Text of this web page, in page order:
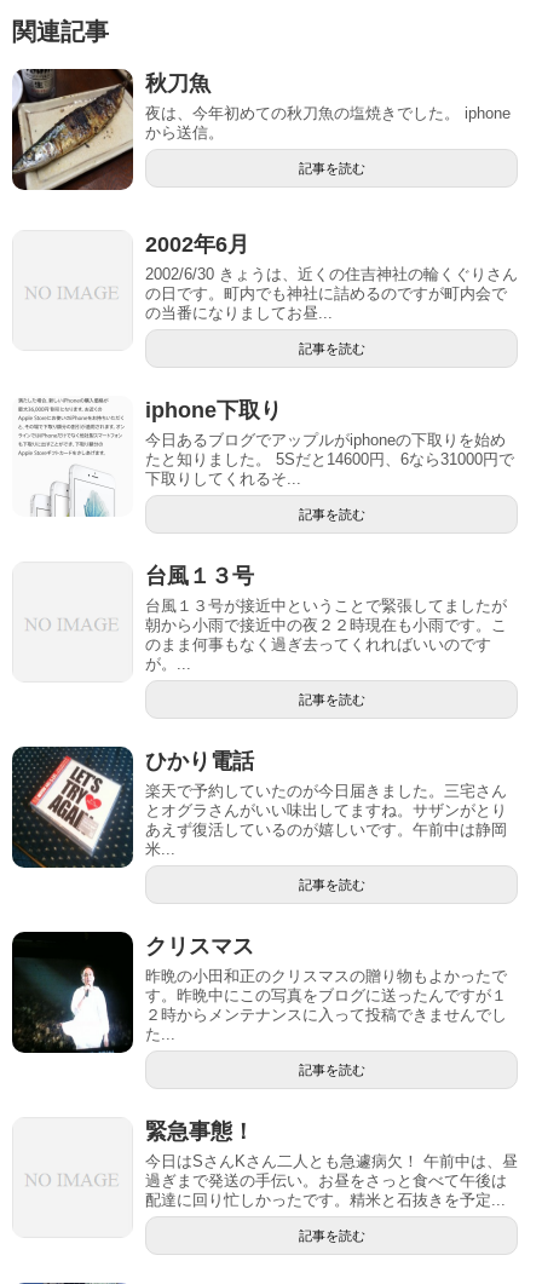
関連記事
秋刀魚
夜は、今年初めての秋刀魚の塩焼きでした。 iphone
から送信。
記事を読む
2002年6月
2002/6/30 きょうは、近くの住吉神社の輪くぐりさん
の日です。町内でも神社に詰めるのですが町内会で
の当番になりましてお昼...
記事を読む
iphone下取り
今日あるブログでアップルがiphoneの下取りを始め
たと知りました。 5Sだと14600円、6なら31000円で
下取りしてくれるそ...
記事を読む
台風１３号
台風１３号が接近中ということで緊張してましたが
朝から小雨で接近中の夜２２時現在も小雨です。こ
のまま何事もなく過ぎ去ってくれればいいのです
が。...
記事を読む
ひかり電話
楽天で予約していたのが今日届きました。三宅さん
とオグラさんがいい味出してますね。サザンがとり
あえず復活しているのが嬉しいです。午前中は静岡
米...
記事を読む
クリスマス
昨晩の小田和正のクリスマスの贈り物もよかったで
す。昨晩中にこの写真をブログに送ったんですが１
２時からメンテナンスに入って投稿できませんでし
た...
記事を読む
緊急事態！
今日はSさんKさん二人とも急遽病欠！ 午前中は、昼
過ぎまで発送の手伝い。お昼をさっと食べて午後は
配達に回り忙しかったです。精米と石抜きを予定...
記事を読む